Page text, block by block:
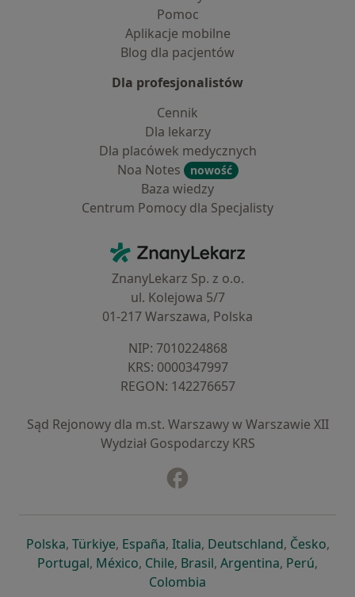
Pomoc
Aplikacje mobilne
Blog dla pacjentów
Dla profesjonalistów
Cennik
Dla lekarzy
Dla placówek medycznych
Noa Notes
nowość
Baza wiedzy
Centrum Pomocy dla Specjalisty
ZnanyLekarz - Strona główna
ZnanyLekarz Sp. z o.o.
ul. Kolejowa 5/7
01-217 Warszawa, Polska
NIP: ⁠7010224868
KRS: ⁠0000347997
REGON: ⁠142276657
Sąd Rejonowy dla m.st. Warszawy w Warszawie XII
Wydział Gospodarczy KRS
Polskaotwiera się w nowej karcie
, Türkiyeotwiera się w nowej karcie
, Españaotwiera się w nowej karcie
, Italiaotwiera się w nowej
, Deutschlandotwiera się
, Česko,
Portugalotwiera się w nowej karcie
, Méxicootwiera się w nowej karcie
, Chileotwiera się w nowej karcie
, Brasilotwiera się w nowej
, Argentinaotwiera się
, Perú,
Colombia